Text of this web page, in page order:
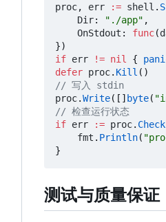
proc, err := shell .
Dir: "./app" ,
OnStdout : func(
})
if err != nil {
defer proc. Kill ()
// 写入 stdin
proc.Write([] byte(
// 检查运行状态
if err := proc. Check
fmt . Println(
}
测试与质量保证